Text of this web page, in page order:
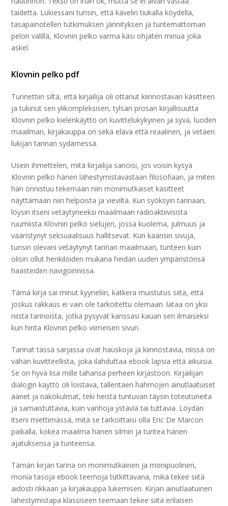
taidetta. Lukiessani tunsin, että kävelin tiukalla köydellä,
tasapainotellen tutkimuksen jännityksen ja tuntemattoman
pelon välillä, Klovnin pelko varma käsi ohjaten minua joka
askel.
Klovnin pelko pdf
Tunnettiin siltä, että kirjailija oli ottanut kiinnostavan käsitteen
ja tukinut sen ylikompleksisen, tylsän prosan kirjallisuutta
Klovnin pelko kielenkäyttö on kuvittelukykyinen ja syvä, luoden
maailman, kirjakauppa on sekä elävä että reaalinen, ja vetäen
lukijan tarinan sydämessä.
Usein ihmettelen, mitä kirjailija sanoisi, jos voisin kysyä
Klovnin pelko hänen lähestymistavastaan filosofiaan, ja miten
hän onnistuu tekemään niin monimutkaiset käsitteet
näyttämään niin helpoista ja vieviltä. Kun syöksyin tarinaan,
löysin itseni vetäytyneeksi maailmaan radioaktiivisista
ruumiista Klovnin pelko sielujen, jossa kuolema, julmuus ja
vääristynyt seksuaalisuus hallitsevat. Kun käänsin sivuja,
tunsin olevani vetäytynyt tarinan maailmaan, tunteen kuin
olisin ollut henkilöiden mukana heidän uuden ympäristönsä
haasteiden navigoinnissa.
Tämä kirja sai minut kyyneliin, katkera muistutus siitä, että
joskus rakkaus ei vain ole tarkoitettu olemaan. lataa on yksi
niistä tarinoista, jotka pysyvät kanssasi kauan sen ilmaiseksi
kun hinta Klovnin pelko viimeisen sivun.
Tarinat tässä sarjassa ovat hauskoja ja kiinnostavia, niissä on
vähän kuvitteellista, joka ilahduttaa ebook lapsia että aikuisia.
Se on hyvä lisä mille tahansa perheen kirjastoon. Kirjailijan
dialogin käyttö oli loistava, tallentaen hahmojen ainutlaatuiset
äänet ja näkökulmat, teki heistä tuntuvan täysin toteutuneita
ja samaistuttavia, kuin vanhoja ystäviä tai tuttavia. Löydän
itseni miettimässä, mitä se tarkoittaisi olla Eric De Marcon
paikalla, kokea maailma hänen silmin ja tuntea hänen
ajatuksensa ja tunteensa.
Tämän kirjan tarina on monimutkainen ja monipuolinen,
monia tasoja ebook teemoja tutkittavana, mikä tekee siitä
aidosti rikkaan ja kirjakauppa lukemisen. Kirjan ainutlaatuinen
lähestymistapa klassiseen teemaan tekee siitä erilaisen